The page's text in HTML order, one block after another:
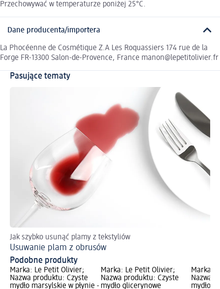
Przechowywać w temperaturze poniżej 25°C.
Dane producenta/importera
La Phocéenne de Cosmétique Z.A Les Roquassiers 174 rue de la
Forge FR-13300 Salon-de-Provence, France manon@lepetitolivier.fr
Pasujące tematy
Jak szybko usunąć plamy z tekstyliów
Usuwanie plam z obrusów
Podobne produkty
Marka: Le Petit Olivier;
Nazwa produktu: Czyste
mydło marsylskie w płynie -
Marka: Le Petit Olivier;
Nazwa produktu: Czyste
mydło glicerynowe
Marka:
Nazwa
mydło